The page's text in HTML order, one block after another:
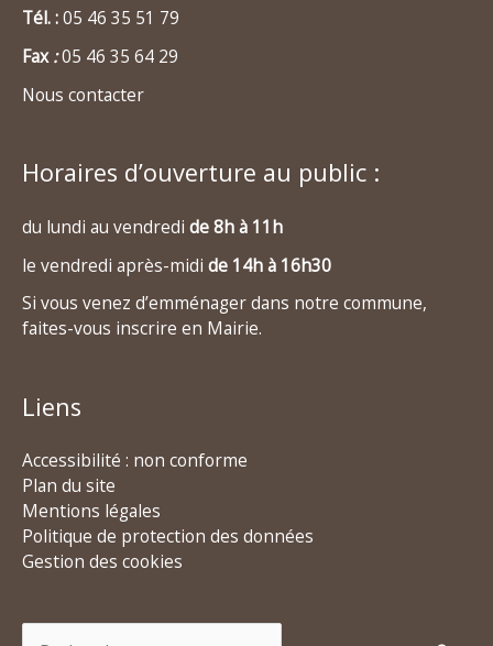
Tél. :05 46 35 51 79
Fax:05 46 35 64 29
Nous contacter
Horaires d’ouverture au public :
du lundi au vendredi de 8h à 11h
le vendredi après-midi de 14h à 16h30
Si vous venez d’emménager dans notre commune,
faites-vous inscrire en Mairie.
Liens
Accessibilité : non conforme
Plan du site
Mentions légales
Politique de protection des données
Gestion des cookies